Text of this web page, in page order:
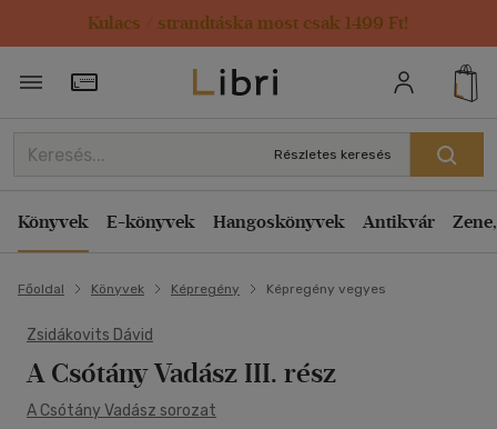
Kulacs / strandtáska most csak 1499 Ft!
Törzsvásárlói Kártya adatai
Részletes keresés
Könyvek E-könyvek Hangoskönyvek Antikvár
Főoldal Könyvek Képregény Képregény vegyes
Zsidákovits Dávid
A Csótány Vadász III. rész
A Csótány Vadász sorozat